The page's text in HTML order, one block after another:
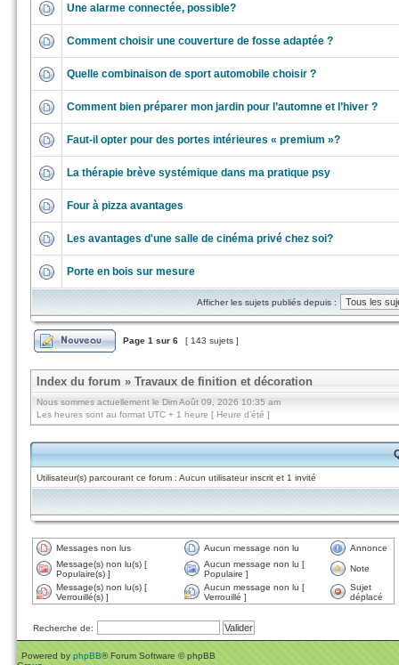
Une alarme connectée, possible?
Comment choisir une couverture de fosse adaptée ?
Quelle combinaison de sport automobile choisir ?
Comment bien préparer mon jardin pour l’automne et l’hiver ?
Faut-il opter pour des portes intérieures « premium »?
La thérapie brève systémique dans ma pratique psy
Four à pizza avantages
Les avantages d'une salle de cinéma privé chez soi?
Porte en bois sur mesure
Afficher les sujets publiés depuis :
Page 1 sur 6 [ 143 sujets ]
Index du forum » Travaux de finition et décoration
Nous sommes actuellement le Dim Août 09, 2026 10:35 am
Les heures sont au format UTC + 1 heure [ Heure d’été ]
Utilisateur(s) parcourant ce forum : Aucun utilisateur inscrit et 1 invité
Messages non lus Aucun message non lu
Annonce
Message(s) non lu(s) [
Populaire(s) ]
Aucun message non lu [
Populaire ]
Note
Message(s) non lu(s) [
Verrouillé(s) ]
Aucun message non lu [
Verrouillé ]
Sujet
déplacé
Recherche de:
Powered by phpBB® Forum Software © phpBB